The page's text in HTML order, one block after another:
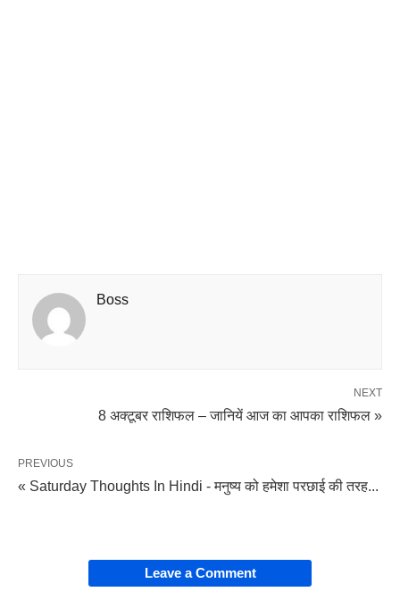
Boss
NEXT
8 अक्टूबर राशिफल – जानियें आज का आपका राशिफल »
PREVIOUS
« Saturday Thoughts In Hindi - मनुष्य को हमेशा परछाई की तरह...
Leave a Comment